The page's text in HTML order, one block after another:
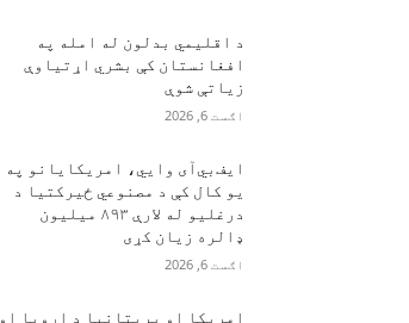
د اقلیمي بدلون له امله په
افغانستان کې بشري اړتیاوې
زیاتې شوې
اګست 6, 2026
ایف‌بي‌آی وايي، امریکایانو په
یو کال کې د مصنوعي ځیرکتیا د
درغلیو له لارې ۸۹۳ میلیون
ډالره زیان کړی
اګست 6, 2026
امریکا او برېتانیا د اروپا او